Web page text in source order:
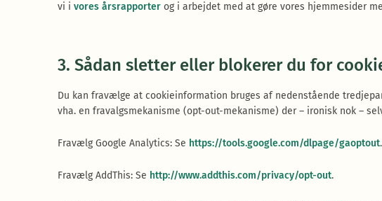
vi i vores årsrapporter og i arbejdet med at gøre vores hjemmesider
3. Sådan sletter eller blokerer du for
Du kan fravælge at cookieinformation bruges af nedenstående
vha. en fravalgsmekanisme (opt-out-mekanisme) der – ironisk nok –
Fravælg Google Analytics: Se https://tools.google.com/dlpage/gaoptout.
Fravælg AddThis: Se http://www.addthis.com/privacy/opt-out.